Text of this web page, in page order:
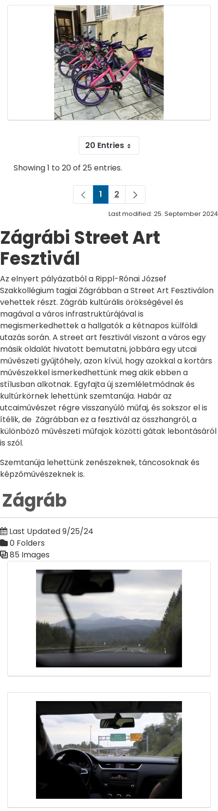
20 Entries
Showing 1 to 20 of 25 entries.
Page
1 Page
2
Last modified: 25. September 2024
Zágrábi Street Art
Fesztivál
Az elnyert pályázatból a Rippl-Rónai József
Szakkollégium tagjai Zágrábban a Street Art Fesztiválon
vehettek részt. Zágráb kultúrális örökségével és
magával a város infrastruktúrájával is
megismerkedhettek a hallgatók a kétnapos külföldi
utazás során. A street art fesztivál viszont a város egy
másik oldalát hivatott bemutatni, jobbára egy utcai
művészeti gyűjtőhely, azon kívül, hogy azokkal a kortárs
művészekkel ismerkedhettünk meg akik ebben a
stílusban alkotnak. Egyfajta új szemléletmódnak és
kultúrkörnek lehettünk szemtanúja. Habár az
utcaiművészet régre visszanyúló műfaj, és sokszor el is
ítélik, de Zágrábban ez a fesztivál az összhangról, a
különböző művészeti műfajok közötti gátak lebontásáról
is szól.
Szemtanúja lehettünk zenészeknek, táncosoknak és
képzőművészeknek is.
Zágráb
Last Updated 9/25/24
0 Folders
85 Images